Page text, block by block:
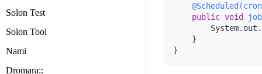
Solon Test
Solon Tool
Nami
Dromara::
public void
    }